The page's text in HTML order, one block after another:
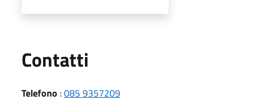
Contatti
Telefono :085 9357209